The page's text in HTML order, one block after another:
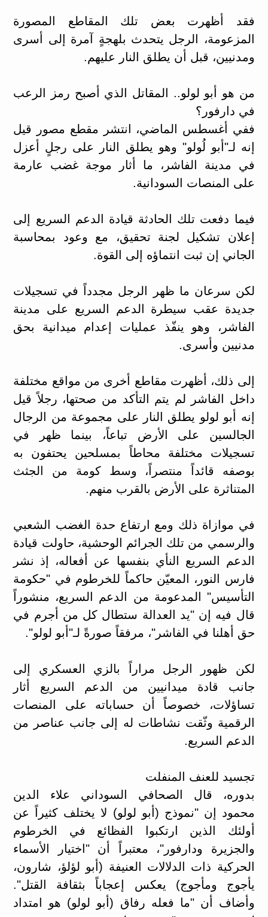
فقد أظهرت بعض تلك المقاطع المصورة
المزعومة، الرجل يتحدث بلهجةٍ آمرة إلى أسرى
ومدنيين، قبل أن يطلق النار عليهم.
من هو أبو لولو.. المقاتل الذي أصبح رمز الرعب
في دارفور؟
ففي أغسطس الماضي، انتشر مقطع مصور قيل
إنه لـ"أبو لُولو" وهو يطلق النار على رجلٍ أعزل
في مدينة الفاشر، ما أثار موجة غضب عارمة
على المنصات السودانية.
فيما دفعت تلك الحادثة قيادة الدعم السريع إلى
إعلان تشكيل لجنة تحقيق، مع وعود بمحاسبة
الجاني إن ثبت انتماؤه إلى القوة.
لكن سرعان ما ظهر الرجل مجدداً في تسجيلات
جديدة عقب سيطرة الدعم السريع على مدينة
الفاشر، وهو ينفّذ عمليات إعدام ميدانية بحق
مدنيين وأسرى.
إلى ذلك، أظهرت مقاطع أخرى من مواقع مختلفة
داخل الفاشر لم يتم التأكد من صحتها، رجلاً قيل
إنه أبو لولو يطلق النار على مجموعة من الرجال
الجالسين على الأرض تباعاً، بينما ظهر في
تسجيلات مختلفة محاطاً بمسلحين يحتفون به
بوصفه قائداً منتصراً، وسط كومة من الجثث
المتناثرة على الأرض بالقرب منهم.
في موازاة ذلك ومع ارتفاع حدة الغضب الشعبي
والرسمي من تلك الجرائم الوحشية، حاولت قيادة
الدعم السريع النأي بنفسها عن أفعاله، إذ نشر
فارس النور، المعيّن حاكماً للخرطوم في "حكومة
التأسيس" المدعومة من الدعم السريع، منشوراً
قال فيه إن "يد العدالة ستطال كل من أجرم في
حق أهلنا في الفاشر"، مرفقاً صورةً لـ"أبو لولو".
لكن ظهور الرجل مراراً بالزي العسكري إلى
جانب قادة ميدانيين من الدعم السريع أثار
تساؤلات، خصوصاً أن حساباته على المنصات
الرقمية وثّقت نشاطات له إلى جانب عناصر من
الدعم السريع.
تجسيد للعنف المنفلت
بدوره، قال الصحافي السوداني علاء الدين
محمود إن "نموذج (أبو لولو) لا يختلف كثيراً عن
أولئك الذين ارتكبوا الفظائع في الخرطوم
والجزيرة ودارفور"، معتبراً أن "اختيار الأسماء
الحركية ذات الدلالات العنيفة (أبو لؤلؤ، شارون،
يأجوج ومأجوج) يعكس إعجاباً بثقافة القتل".
وأضاف أن "ما فعله رفاق (أبو لولو) هو امتداد